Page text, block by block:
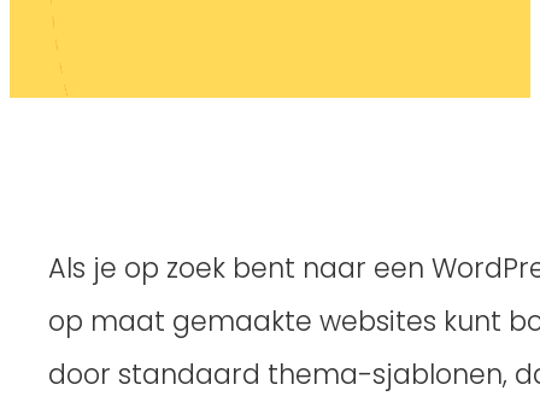
Als je op zoek bent naar een
op maat gemaakte websites kunt
door standaard thema-sjablonen,